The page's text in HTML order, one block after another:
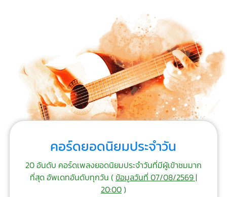
คอร์ดยอดนิยมประจำวัน
20 อันดับ คอร์ดเพลงยอดนิยมประจำวันที่มีผู้เข้าชมมาก
ที่สุด อัพเดทอันดับทุกวัน (ข้อมูลวันที่ 07/08/2569 |
20:00)